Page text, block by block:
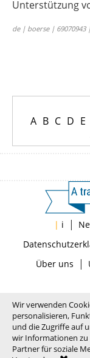
Unterstützung
de | boerse | 69070943
A B C D E
| i |
Über uns |
Wir verwenden
personalisieren,
und die Zugriffe auf
wir Informationen zu
Partner für soziale